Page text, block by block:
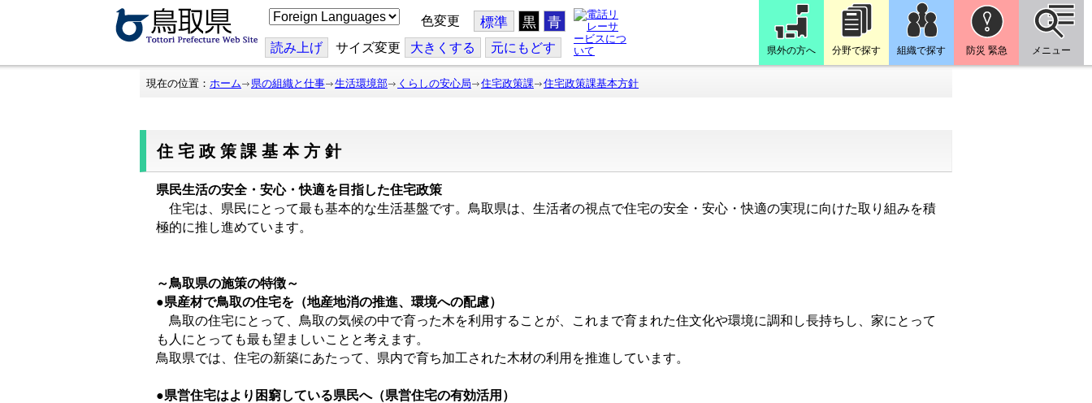
こ
の
ジ
を
翻
色変更 標準 黒 青
読み上げ サイズ変更 大きくする 元にもどす 県外の方へ 分野で探す 組織で探す 防災 緊急 メニュー
現在の位置： ホーム 県の組織と仕事 生活環境部 くらしの安心局 住宅政策課 住宅政策課基本方針
住宅政策課基本方針
県民生活の安全・安心・快適を目指した住宅政策
住宅は、県民にとって最も基本的な生活基盤です。鳥取県は、生活者の視点で住宅の安全・安心・快適の実現に向けた取り組みを積
極的に推し進めています。
～鳥取県の施策の特徴～
●県産材で鳥取の住宅を （地産地消の推進、環境への配慮）
鳥取の住宅にとって、鳥取の気候の中で育った木を利用することが、これまで育まれた住文化や環境に調和し長持ちし、家にとって
も人にとっても最も望ましいことと考えます。
鳥取県では、住宅の新築にあたって、県内で育ち加工された木材の利用を推進しています。
●県営住宅はより困窮している県民へ（県営住宅の有効活用）